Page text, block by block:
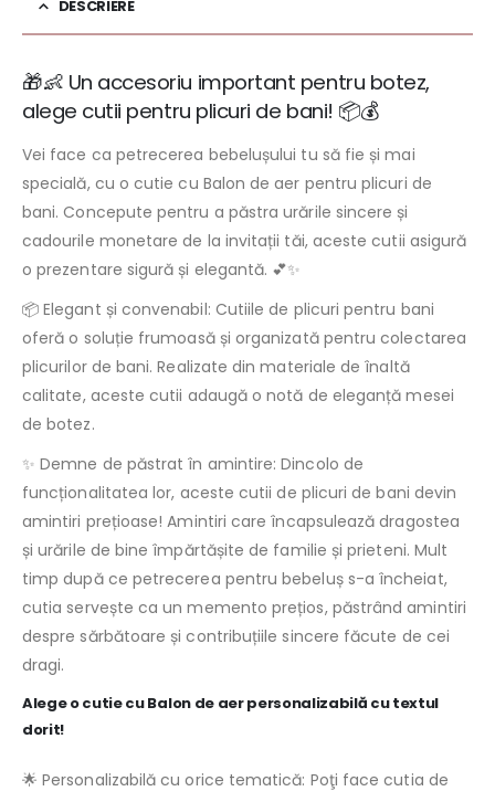
DESCRIERE
🎁👶 Un accesoriu important pentru botez,
alege cutii pentru plicuri de bani! 📦💰
Vei face ca petrecerea bebelușului tu să fie și mai
specială, cu o cutie cu Balon de aer pentru plicuri de
bani. Concepute pentru a păstra urările sincere și
cadourile monetare de la invitații tăi, aceste cutii asigură
o prezentare sigură și elegantă. 💕✨
📦 Elegant și convenabil: Cutiile de plicuri pentru bani
oferă o soluție frumoasă și organizată pentru colectarea
plicurilor de bani. Realizate din materiale de înaltă
calitate, aceste cutii adaugă o notă de eleganță mesei
de botez.
✨ Demne de păstrat în amintire: Dincolo de
funcționalitatea lor, aceste cutii de plicuri de bani devin
amintiri prețioase! Amintiri care încapsulează dragostea
și urările de bine împărtășite de familie și prieteni. Mult
timp după ce petrecerea pentru bebeluș s-a încheiat,
cutia servește ca un memento prețios, păstrând amintiri
despre sărbătoare și contribuțiile sincere făcute de cei
dragi.
Alege o cutie cu Balon de aer personalizabilă cu textul
dorit!
🌟 Personalizabilă cu orice tematică: Poţi face cutia de